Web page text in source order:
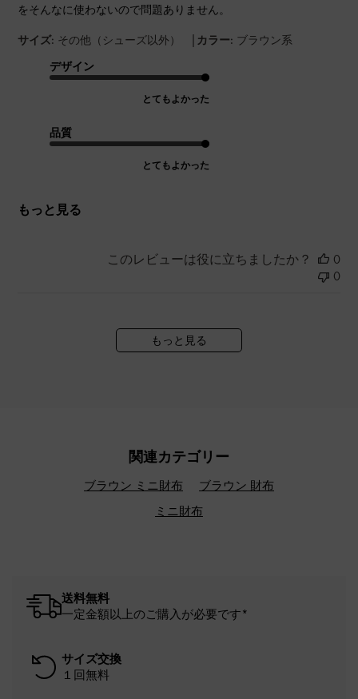
をそんなに使わないので問題ありません。
サイズ: その他（シューズ以外） | カラー: ブラウン系
デザイン
とてもよかった
品質
とてもよかった
もっと見る
このレビューは役に立ちましたか？
0
0
もっと見る
関連カテゴリー
ブラウン ミニ財布
ブラウン 財布
ミニ財布
送料無料
一定金額以上のご購入が必要です*
サイズ交換
１回無料